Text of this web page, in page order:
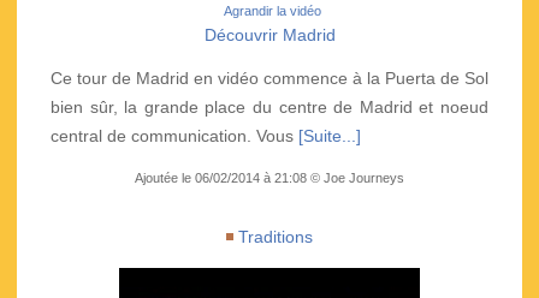
Agrandir la vidéo
Découvrir Madrid
Ce tour de Madrid en vidéo commence à la Puerta de Sol
bien sûr, la grande place du centre de Madrid et noeud
central de communication. Vous [Suite...]
Ajoutée le 06/02/2014 à 21:08 © Joe Journeys
Traditions